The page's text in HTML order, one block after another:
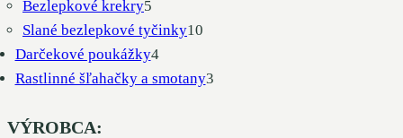
Bezlepkové krekry5
produktov
Slané bezlepkové tyčinky10
Darčekové poukážky44
produkty
Rastlinné šľahačky a smotany33
VÝROBCA: